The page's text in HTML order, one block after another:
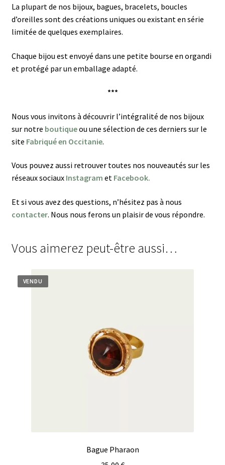
La plupart de nos bijoux, bagues, bracelets, boucles
d’oreilles sont des créations uniques ou existant en série
limitée de quelques exemplaires.
Chaque bijou est envoyé dans une petite bourse en organdi
et protégé par un emballage adapté.
***
Nous vous invitons à découvrir l’intégralité de nos bijoux
sur notre boutiqueou une sélection de ces derniers sur le
site Fabriqué en Occitanie.
Vous pouvez aussi retrouver toutes nos nouveautés sur les
réseaux sociaux Instagram et Facebook.
Et si vous avez des questions, n’hésitez pas à nous
contacter. Nous nous ferons un plaisir de vous répondre.
Vous aimerez peut-être aussi…
VENDU
Bague Pharaon